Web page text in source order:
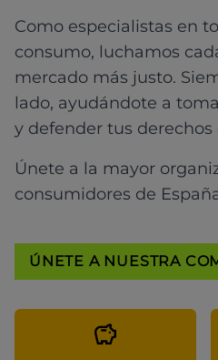
Como especialistas en
consumo, luchamos
mercado más justo.
lado, ayudándote a
y defender tus
Únete a la mayor
consumidores de
ÚNETE A NUESTRA